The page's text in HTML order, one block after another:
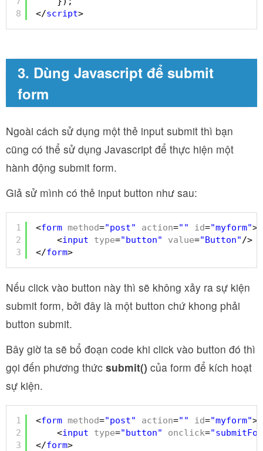
8
</script>
3. Dùng Javascript để submit
form
Ngoài cách sử dụng một thẻ input submit thì bạn
cũng có thể sử dụng Javascript để thực hiện một
hành động submit form.
Giả sử mình có thẻ input button như sau:
1
2
3
<form method="post" action="" id="myform">
<input type="button" value="Button" />
</form>
Nếu click vào button này thì sẽ không xảy ra sự kiện
submit form, bởi đây là một button chứ khong phải
button submit.
Bây giờ ta sẽ bổ đoạn code khi click vào button đó thì
gọi đến phương thức submit() của form để kích hoạt
sự kiện.
1
2
3
<form method="post" action="" id="myform">
<input type="button" onclick=
</form>